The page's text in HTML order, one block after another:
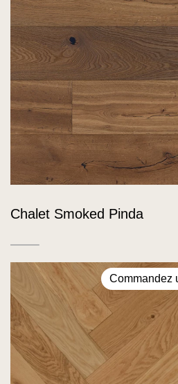
Chalet Smoked Pinda
Commandez